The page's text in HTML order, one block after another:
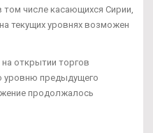
числе касающихся Сирии,
текущих уровнях возможен
открытии торгов
уровню предыдущего
продолжалось